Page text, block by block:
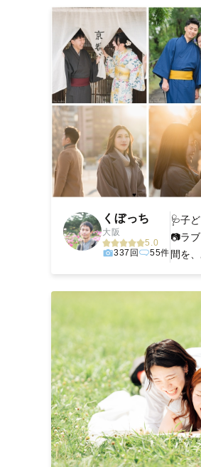
りに。きっと「こんな写真を
い。
くぼっち
大阪
5.0
337回
55件
🩺子
📷ラ
間を